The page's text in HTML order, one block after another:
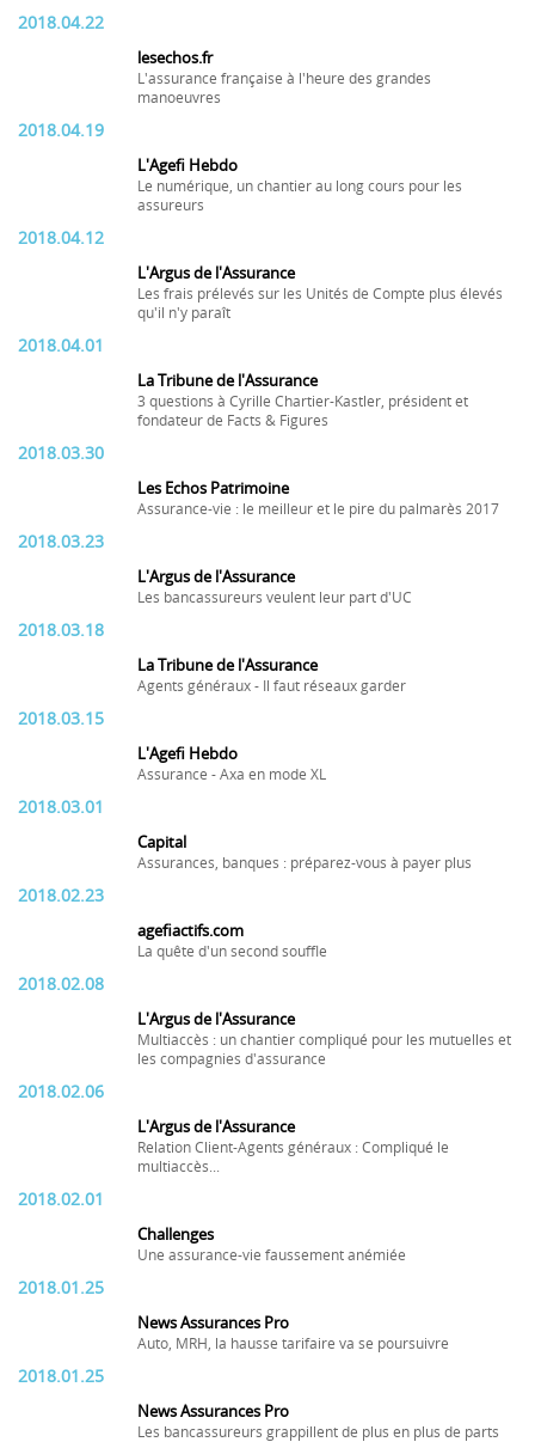
2018.04.22
lesechos.fr
L'assurance française à l'heure des grandes
manoeuvres
2018.04.19
L'Agefi Hebdo
Le numérique, un chantier au long cours pour les
assureurs
2018.04.12
L'Argus de l'Assurance
Les frais prélevés sur les Unités de Compte plus élevés
qu'il n'y paraît
2018.04.01
La Tribune de l'Assurance
3 questions à Cyrille Chartier-Kastler, président et
fondateur de Facts & Figures
2018.03.30
Les Echos Patrimoine
Assurance-vie : le meilleur et le pire du palmarès 2017
2018.03.23
L'Argus de l'Assurance
Les bancassureurs veulent leur part d'UC
2018.03.18
La Tribune de l'Assurance
Agents généraux - Il faut réseaux garder
2018.03.15
L'Agefi Hebdo
Assurance - Axa en mode XL
2018.03.01
Capital
Assurances, banques : préparez-vous à payer plus
2018.02.23
agefiactifs.com
La quête d'un second souffle
2018.02.08
L'Argus de l'Assurance
Multiaccès : un chantier compliqué pour les mutuelles et
les compagnies d'assurance
2018.02.06
L'Argus de l'Assurance
Relation Client-Agents généraux : Compliqué le
multiaccès...
2018.02.01
Challenges
Une assurance-vie faussement anémiée
2018.01.25
News Assurances Pro
Auto, MRH, la hausse tarifaire va se poursuivre
2018.01.25
News Assurances Pro
Les bancassureurs grappillent de plus en plus de parts